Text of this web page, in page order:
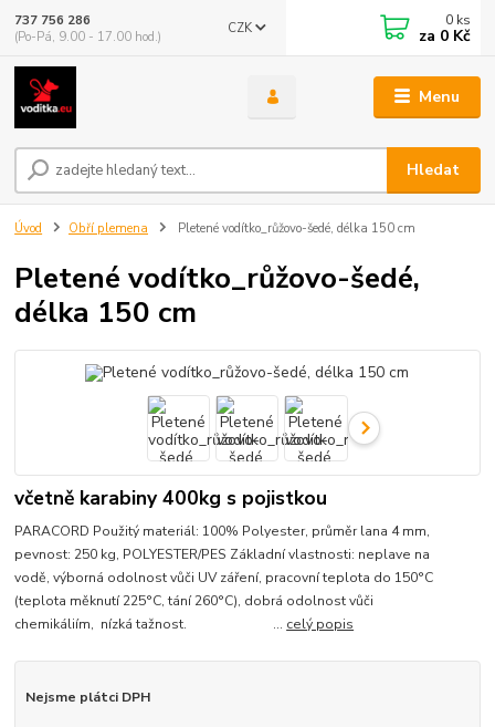
Menu
CZK
Hledat
737 756 286
(Po-Pá, 9.00 - 17.00 hod.)
0 ks
za 0 Kč
Úvod Obří plemena Pletené vodítko_růžovo-šedé, délka 150 cm
Pletené vodítko_růžovo-šedé,
délka 150 cm
včetně karabiny 400kg s pojistkou
PARACORD Použitý materiál: 100% Polyester, průměr lana 4 mm,
pevnost: 250 kg, POLYESTER/PES Základní vlastnosti: neplave na
vodě, výborná odolnost vůči UV záření, pracovní teplota do 150°C
(teplota měknutí 225°C, tání 260°C), dobrá odolnost vůči
chemikáliím, nízká tažnost. ... celý popis
Nejsme plátci DPH